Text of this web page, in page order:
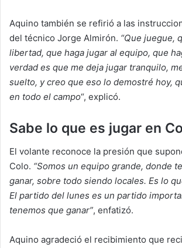
Aquino también se refirió a las
del técnico Jorge Almirón. “Que juegue,
libertad, que haga jugar al equipo, que
verdad es que me deja jugar tranquilo,
suelto, y creo que eso lo demostré hoy,
en todo el campo“, explicó.
Sabe lo que es jugar en
El volante reconoce la presión que
Colo. “Somos un equipo grande, donde
ganar, sobre todo siendo locales. Es lo
El partido del lunes es un partido
tenemos que ganar”, enfatizó.
Aquino agradeció el recibimiento que